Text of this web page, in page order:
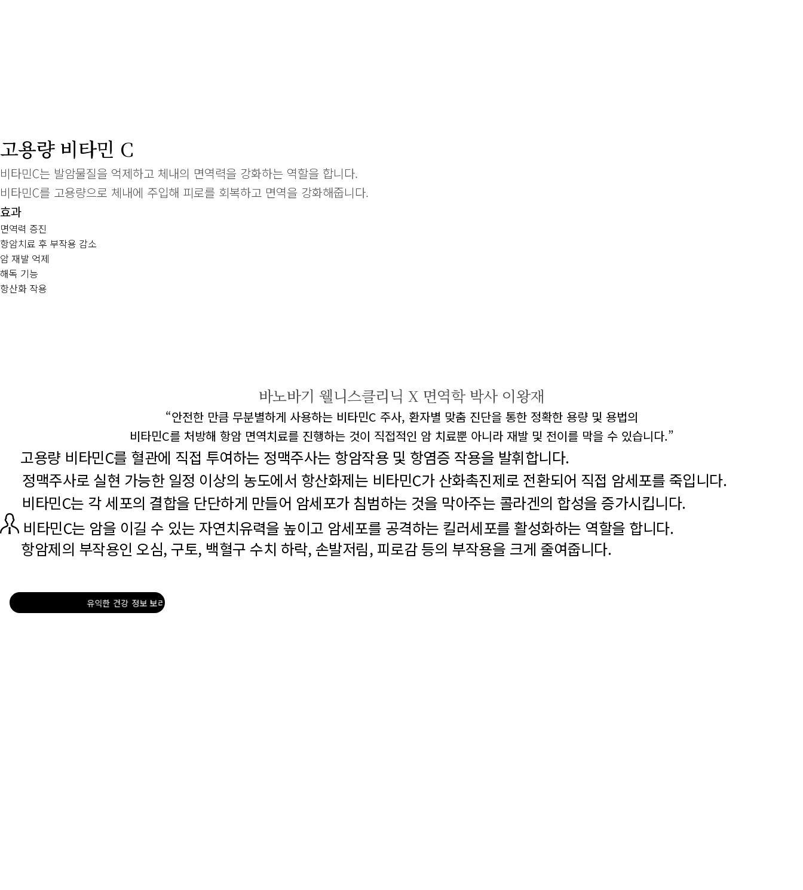
브! 유익한 건강 정보 보러가기, Go 유튜브!
고용량 비타민 C
비타민C는 발암물질을 억제하고 체내의 면역력을 강화하는 역할을 합니다.
비타민C를 고용량으로 체내에 주입해 피로를 회복하고 면역을 강화해줍니다.
효과
면역력 증진
항암치료 후 부작용 감소
암 재발 억제
해독 기능
항산화 작용
바노바기 웰니스클리닉 X 면역학 박사 이왕재
“안전한 만큼 무분별하게 사용하는비타민C 주사, 환자별 맞춤 진단을 통한정확한 용량 및 용법의
비타민C를 처방해 항암 면역치료를 진행하는 것이 직접적인 암 치료뿐 아니라 재발 및 전이를막을 수 있습니다.”
고용량 비타민C를 혈관에 직접 투여하는 정맥주사는 항암작용 및 항염증 작용을 발휘합니다.
정맥주사로 실현 가능한 일정 이상의 농도에서 항산화제는 비타민C가 산화촉진제로 전환되어 직접 암세포를 죽입니다.
비타민C는 각 세포의 결합을 단단하게 만들어 암세포가 침범하는 것을 막아주는 콜라겐의 합성을 증가시킵니다.
비타민C는 암을 이길 수 있는자연치유력을 높이고 암세포를 공격하는 킬러세포를 활성화하는 역할을 합니다.
항암제의 부작용인 오심, 구토, 백혈구 수치 하락, 손발저림, 피로감 등의 부작용을 크게 줄여줍니다.